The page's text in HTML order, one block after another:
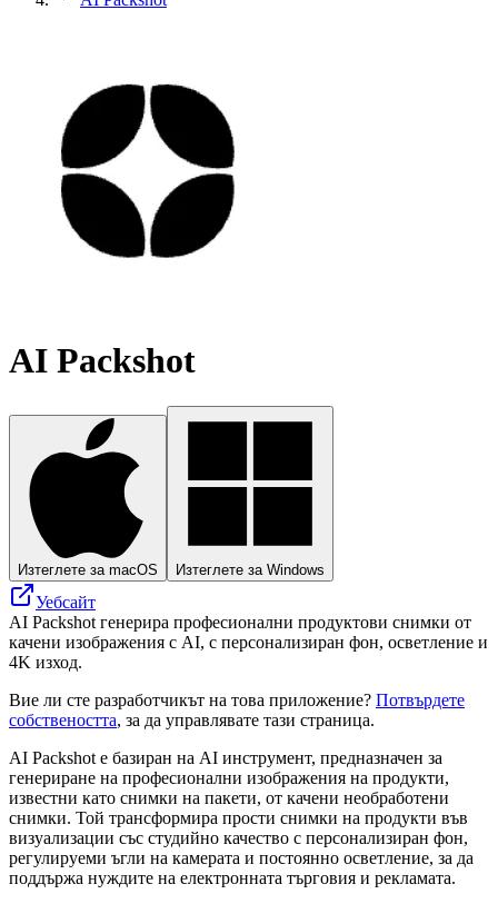
AI Packshot
Изтеглете за macOS Изтеглете за Windows
Уебсайт
AI Packshot генерира професионални продуктови снимки от
качени изображения с AI, с персонализиран фон, осветление и
4K изход.
Вие ли сте разработчикът на това приложение? Потвърдете
собствеността, за да управлявате тази страница.
AI Packshot е базиран на AI инструмент, предназначен за
генериране на професионални изображения на продукти,
известни като снимки на пакети, от качени необработени
снимки. Той трансформира прости снимки на продукти във
визуализации със студийно качество с персонализиран фон,
регулируеми ъгли на камерата и постоянно осветление, за да
поддържа нуждите на електронната търговия и рекламата.